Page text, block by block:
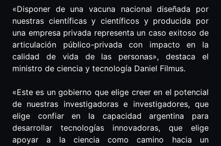
«Disponer de una vacuna nacional diseñada por
nuestras científicas y científicos y producida por
una empresa privada representa un caso exitoso de
articulación público-privada con impacto en la
calidad de vida de las personas», destaca el
ministro de ciencia y tecnología Daniel Filmus.
«Este es un gobierno que elige creer en el potencial
de nuestras investigadoras e investigadores, que
elige confiar en la capacidad argentina para
desarrollar tecnologías innovadoras, que elige
apoyar a la ciencia como camino hacia un